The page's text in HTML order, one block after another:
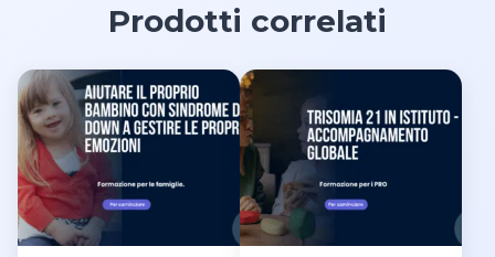
Prodotti correlati